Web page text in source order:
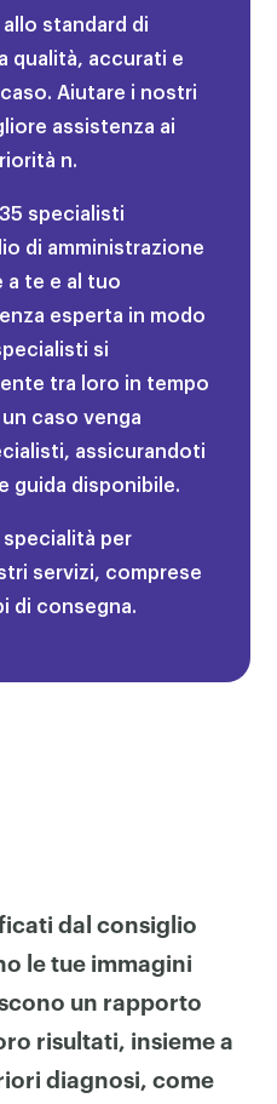
standard di
qualità, accurati e
Aiutare i nostri
assistenza ai
n.
specialisti
di amministrazione
a te e al tuo
esperta in modo
si
tra loro in tempo
caso venga
assicurandoti
guida disponibile.
specialità per
servizi, comprese
di consegna.
dal consiglio
le tue immagini
un rapporto
risultati, insieme a
diagnosi, come